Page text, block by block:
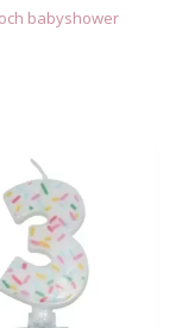
babyshower